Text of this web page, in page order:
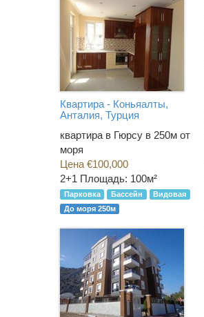
Квартира - Коньяалты,
Анталия, Турция
квартира в Гюрсу в 250м от
моря
Цена €100,000
2+1 Площадь: 100м²
Парковка Бассейн
Видовая
До моря 250м